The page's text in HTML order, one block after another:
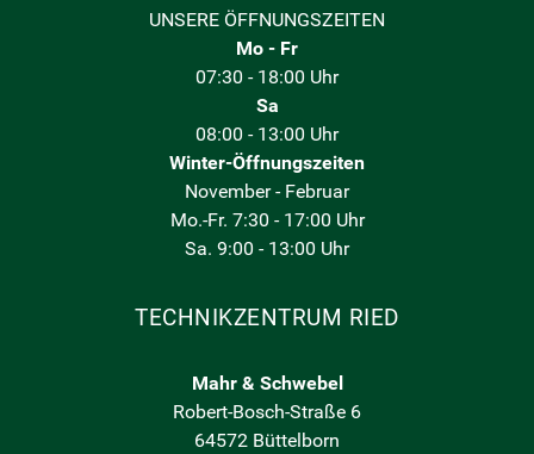
UNSERE ÖFFNUNGSZEITEN
Mo - Fr
07:30 - 18:00 Uhr
Sa
08:00 - 13:00 Uhr
Winter-Öffnungszeiten
November - Februar
Mo.-Fr. 7:30 - 17:00 Uhr
Sa. 9:00 - 13:00 Uhr
TECHNIKZENTRUM RIED
Mahr & Schwebel
Robert-Bosch-Straße 6
64572 Büttelborn